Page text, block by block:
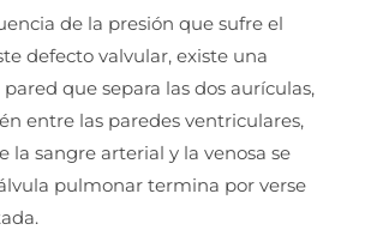
de la presión que sufre el
defecto valvular, existe una
que separa las dos aurículas,
entre las paredes ventriculares,
la sangre arterial y la venosa se
pulmonar termina por verse